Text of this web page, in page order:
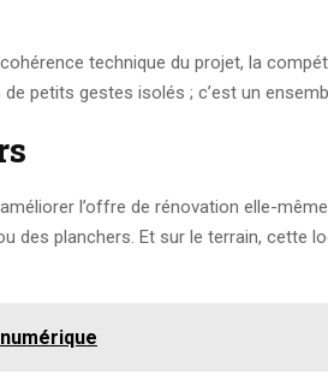
technique du projet, la
petits gestes isolés ; c’est un
l’offre de rénovation elle-
des planchers. Et sur le terrain, cette